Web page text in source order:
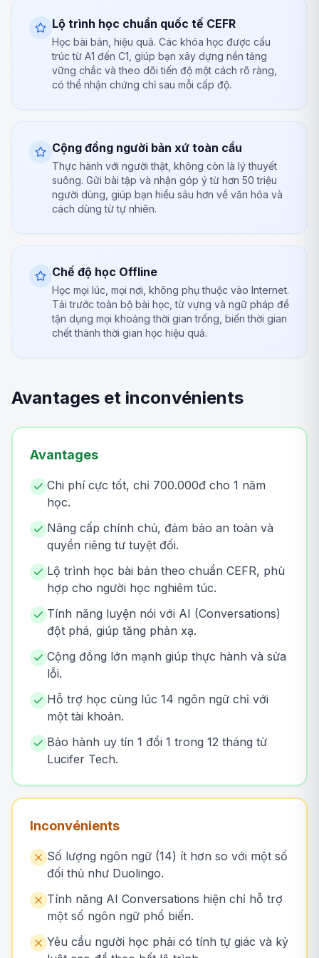
Lộ trình học chuẩn quốc tế CEFR
Học bài bản, hiệu quả. Các khóa học được cấu
trúc từ A1 đến C1, giúp bạn xây dựng nền tảng
vững chắc và theo dõi tiến độ một cách rõ ràng,
có thể nhận chứng chỉ sau mỗi cấp độ.
Cộng đồng người bản xứ toàn cầu
Thực hành với người thật, không còn là lý thuyết
suông. Gửi bài tập và nhận góp ý từ hơn 50 triệu
người dùng, giúp bạn hiểu sâu hơn về văn hóa và
cách dùng từ tự nhiên.
Chế độ học Offline
Học mọi lúc, mọi nơi, không phụ thuộc vào Internet.
Tải trước toàn bộ bài học, từ vựng và ngữ pháp để
tận dụng mọi khoảng thời gian trống, biến thời gian
chết thành thời gian học hiệu quả.
Avantages et inconvénients
Avantages
Chi phí cực tốt, chỉ 700.000đ cho 1 năm
học.
Nâng cấp chính chủ, đảm bảo an toàn và
quyền riêng tư tuyệt đối.
Lộ trình học bài bản theo chuẩn CEFR, phù
hợp cho người học nghiêm túc.
Tính năng luyện nói với AI (Conversations)
đột phá, giúp tăng phản xạ.
Cộng đồng lớn mạnh giúp thực hành và sửa
lỗi.
Hỗ trợ học cùng lúc 14 ngôn ngữ chỉ với
một tài khoản.
Bảo hành uy tín 1 đổi 1 trong 12 tháng từ
Lucifer Tech.
Inconvénients
Số lượng ngôn ngữ (14) ít hơn so với một số
đối thủ như Duolingo.
Tính năng AI Conversations hiện chỉ hỗ trợ
một số ngôn ngữ phổ biến.
Yêu cầu người học phải có tính tự giác và kỷ